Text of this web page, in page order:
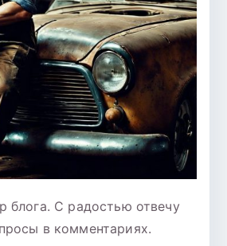
блога. С радостью отвечу
в комментариях.